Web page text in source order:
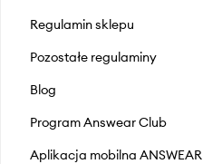
Regulamin sklepu
Pozostałe regulaminy
Blog
Program Answear Club
Aplikacja mobilna ANSWEAR